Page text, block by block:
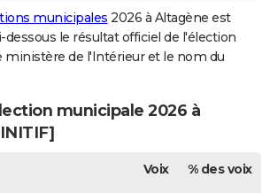
municipales 2026 à Altagène est
dessous le résultat officiel de l'élection
ministère de l'Intérieur et le nom du
municipale 2026 à
Voix % des voix